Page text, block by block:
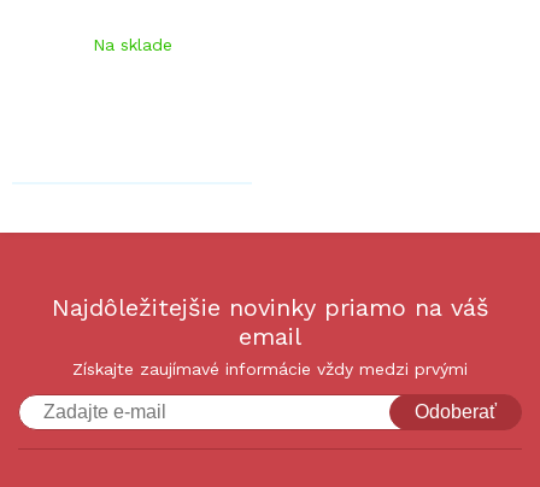
Na sklade
Najdôležitejšie novinky priamo na váš
email
Získajte zaujímavé informácie vždy medzi prvými
Odoberať